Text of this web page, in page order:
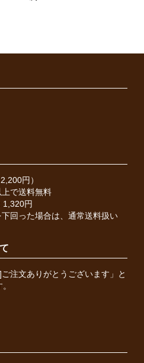
円）
で送料無料
円
回った場合は、通常送料扱い
注文ありがとうございます」と